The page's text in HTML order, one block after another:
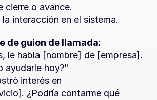
cierre o avance.
interacción en el sistema.
de guion de llamada:
le habla [nombre] de [empresa].
ayudarle hoy?"
interés en
¿Podría contarme qué